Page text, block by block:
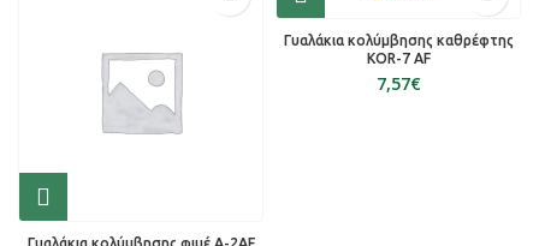
Γυαλάκια κολύμβησης καθρέφτης
KOR-7 AF
€